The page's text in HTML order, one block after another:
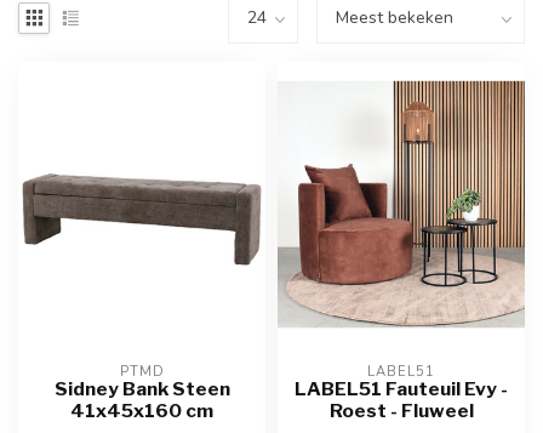
PTMD
Sidney Bank Steen
41x45x160 cm
LABEL51
LABEL51 Fauteuil Evy -
Roest - Fluweel